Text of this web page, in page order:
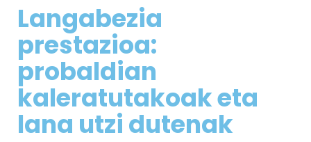
Langabezia
prestazioa:
probaldian
kaleratutakoak eta
lana utzi dutenak